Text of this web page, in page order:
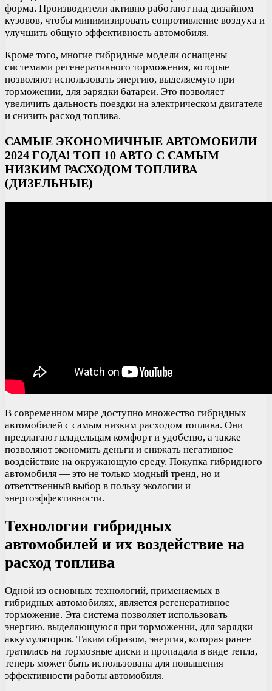
форма. Производители активно работают над дизайном
кузовов, чтобы минимизировать сопротивление воздуха и
улучшить общую эффективность автомобиля.
Кроме того, многие гибридные модели оснащены
системами регенеративного торможения, которые
позволяют использовать энергию, выделяемую при
торможении, для зарядки батареи. Это позволяет
увеличить дальность поездки на электрическом двигателе
и снизить расход топлива.
САМЫЕ ЭКОНОМИЧНЫЕ АВТОМОБИЛИ
2024 ГОДА! ТОП 10 АВТО С САМЫМ
НИЗКИМ РАСХОДОМ ТОПЛИВА
(ДИЗЕЛЬНЫЕ)
В современном мире доступно множество гибридных
автомобилей с самым низким расходом топлива. Они
предлагают владельцам комфорт и удобство, а также
позволяют экономить деньги и снижать негативное
воздействие на окружающую среду. Покупка гибридного
автомобиля — это не только модный тренд, но и
ответственный выбор в пользу экологии и
энергоэффективности.
Технологии гибридных
автомобилей и их воздействие на
расход топлива
Одной из основных технологий, применяемых в
гибридных автомобилях, является регенеративное
торможение. Эта система позволяет использовать
энергию, выделяющуюся при торможении, для зарядки
аккумуляторов. Таким образом, энергия, которая ранее
тратилась на тормозные диски и пропадала в виде тепла,
теперь может быть использована для повышения
эффективности работы автомобиля.